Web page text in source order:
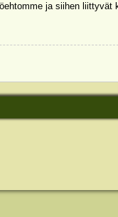
ja siihen